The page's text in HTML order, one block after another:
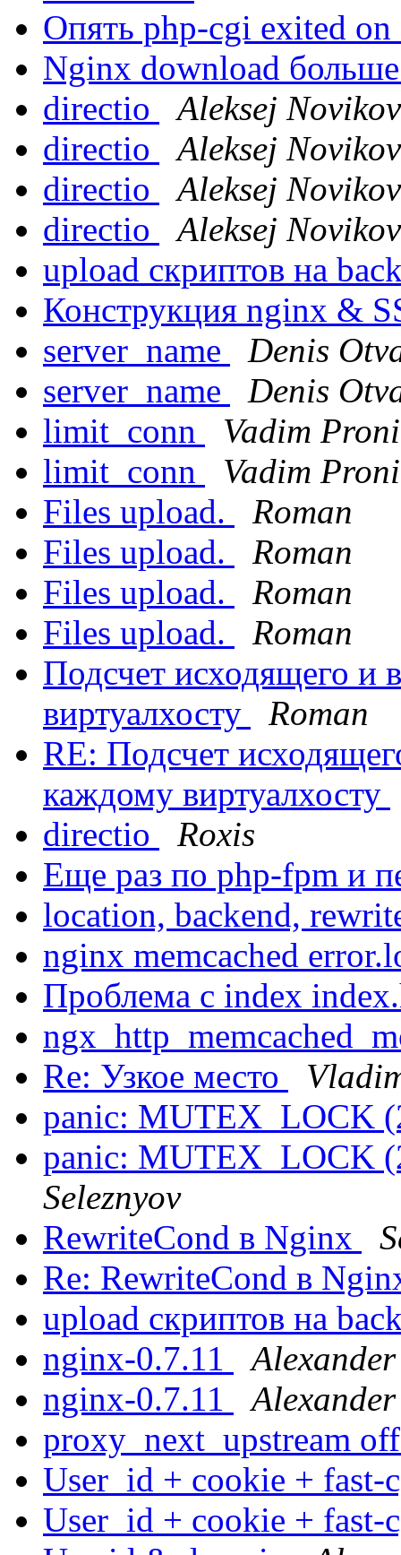
Опять php-cgi exited
Nginx download
directio
Aleksej Novikov
directio
Aleksej Novikov
directio
Aleksej Novikov
directio
Aleksej Novikov
upload скриптов на
Конструкция nginx &
server_name
Denis
server_name
Denis
limit_conn
Vadim
limit_conn
Vadim
Files upload.
Roman
Files upload.
Roman
Files upload.
Roman
Files upload.
Roman
Подсчет исходящего и
виртуалхосту
Roman
RE: Подсчет
каждому виртуалхосту
directio
Roxis
Еще раз по php-fpm и
location, backend,
nginx memcached
Проблема с index
Re: Узкое место
panic: MUTEX_LOCK
panic: MUTEX_LOCK
Seleznyov
RewriteCond в Nginx
Re: RewriteCond в
upload скриптов на
nginx-0.7.11
nginx-0.7.11
proxy_next_upstream
User_id + cookie +
User_id + cookie +